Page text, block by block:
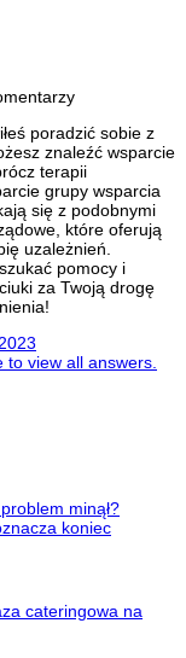
poradzić sobie z
znaleźć wsparcie
terapii
grupy wsparcia
się z podobnymi
które oferują
uzależnień.
pomocy i
za Twoją drogę
to view all answers.
minął?
koniec
cateringowa na